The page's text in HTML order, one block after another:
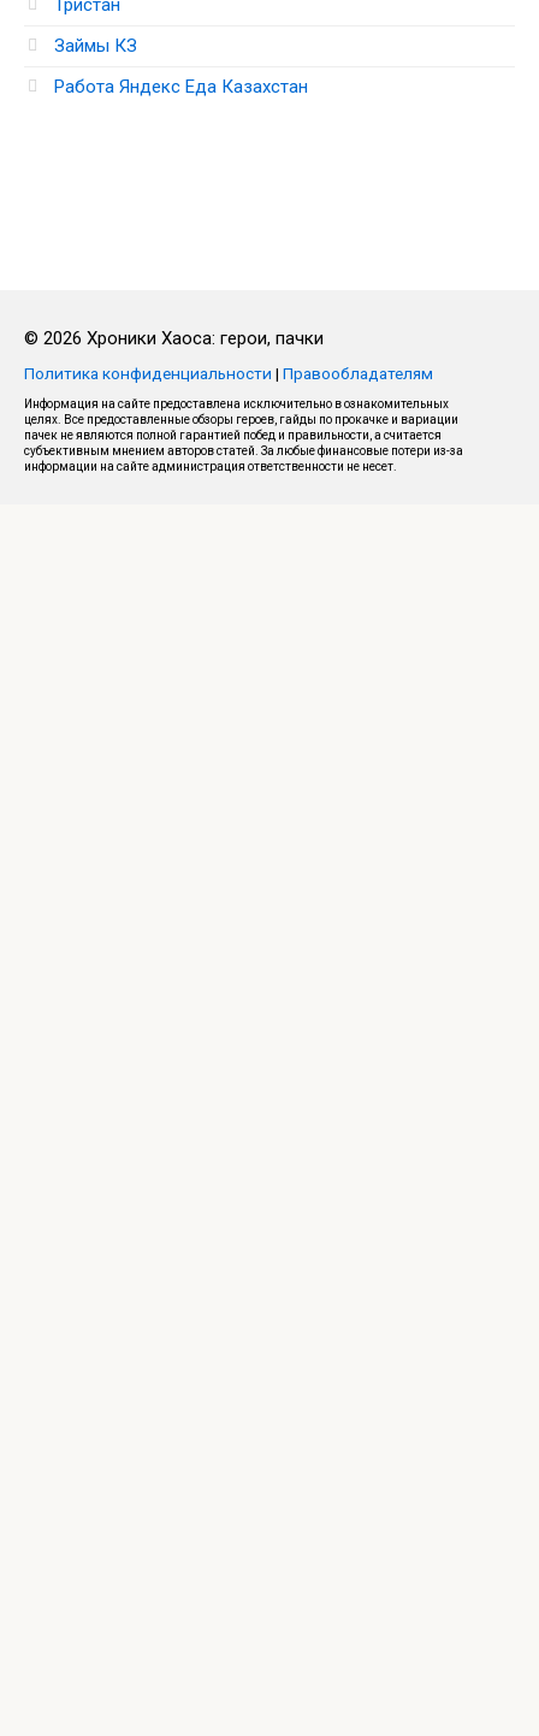
Займы КЗ
Работа Яндекс Еда Казахстан
© 2026 Хроники Хаоса: герои, пачки
Политика конфиденциальности | Правообладателям
Информация на сайте предоставлена исключительно в ознакомительных
целях. Все предоставленные обзоры героев, гайды по прокачке и вариации
пачек не являются полной гарантией побед и правильности, а считается
субъективным мнением авторов статей. За любые финансовые потери из-за
информации на сайте администрация ответственности не несет.